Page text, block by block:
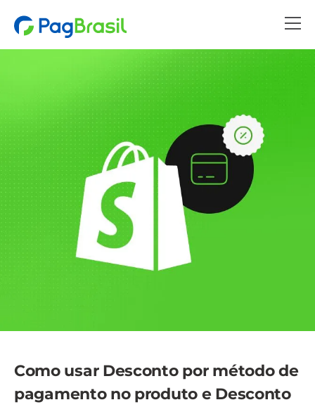
Como usar Desconto por método de
pagamento no produto e Desconto